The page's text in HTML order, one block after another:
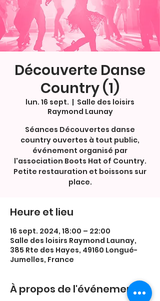
Découverte Danse
Country (1)
lun. 16 sept.
  |
Salle des loisirs
Raymond Launay
Séances Découvertes danse
country ouvertes à tout public,
événement organisé par
l'association Boots Hat of Country.
Petite restauration et boissons sur
place.
Heure et lieu
16 sept. 2024, 18:00 – 22:00
Salle des loisirs Raymond Launay,
385 Rte des Hayes, 49160 Longué-
Jumelles, France
À propos de l'événement